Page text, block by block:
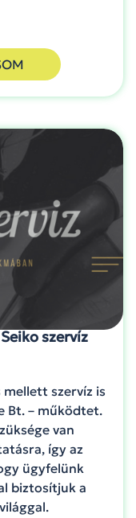
szervíz
szervíz is
Bt. – működtet.
van
így az
ügyfelünk
biztosítjuk a